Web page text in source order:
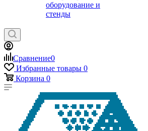
оборудование и
стенды
Сравнение0
Избранные товары 0
Корзина 0